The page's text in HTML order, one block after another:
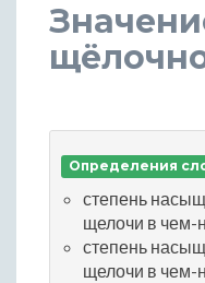
Определения
степень
щелочи в чем-
степень
щелочи в чем-